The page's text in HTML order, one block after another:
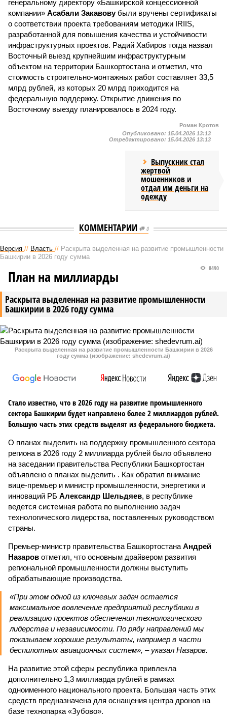
генеральному директору «Башкирской концессионной
компании» Асабали Закавовубыли вручены сертификаты
о соответствии проекта требованиям методики IRIIS,
разработанной для повышения качества и устойчивости
инфраструктурных проектов. Радий Хабиров тогда назвал
Восточный выезд крупнейшим инфраструктурным
объектом на территории Башкортостана и отметил, что
стоимость строительно-монтажных работ составляет 33,5
млрд рублей, из которых 20 млрд приходится на
федеральную поддержку. Открытие движения по
Восточному выезду планировалось в 2024 году.
Роман Кротов
Опубликовано: 15.04.2026 13:13
Отредактировано: 15.04.2026 13:13
Выпускник стал
жертвой
мошенников и
отдал им деньги на
одежду
КОММЕНТАРИИ 0
Версия // Власть // Раскрыта выделенная на развитие промышленности
Башкирии в 2026 году сумма
Раскрыта выделенная на развитие промышленности
Башкирии в 2026 году сумма
8490
План на миллиарды
Раскрыта выделенная на развитие промышленности Башкирии в 2026
году сумма (изображение: shedevrum.ai)
Стало известно, что в 2026 году на развитие промышленного
сектора Башкирии будет направлено более 2 миллиардов рублей.
Большую часть этих средств выделят из федерального бюджета.
О планах выделить на поддержку промышленного сектора
региона в 2026 году 2 миллиарда рублей было объявлено
на заседании правительства Республики Башкортостан
объявлено о планах выделить . Как обратил внимание
вице-премьер и министр промышленности, энергетики и
инноваций РБ Александр Шельдяев, в республике
ведется системная работа по выполнению задач
технологического лидерства, поставленных руководством
страны.
Премьер-министр правительства Башкортостана Андрей
Назаров отметил, что основным драйвером развития
региональной промышленности должны выступить
обрабатывающие производства.
«При этом одной из ключевых задач остается
максимальное вовлечение предприятий республики в
реализацию проектов обеспечения технологического
лидерства и независимости. По ряду направлений мы
показываем хорошие результаты, например в части
беспилотных авиационных систем», – указал Назаров.
На развитие этой сферы республика привлекла
дополнительно 1,3 миллиарда рублей в рамках
одноименного национального проекта. Большая часть этих
средств предназначена для оснащения центра дронов на
базе технопарка «Зубово».